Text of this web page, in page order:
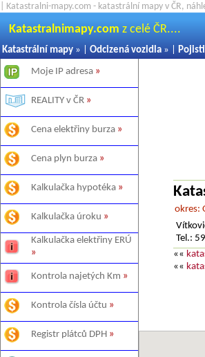
| Katastralni-mapy.com - katastrální mapy v ČR,
Katastralnimapy.com z celé ČR....
Katastrální mapy » | Odcizená vozidla » |
Moje IP adresa »
REALITY v ČR »
Cena elektřiny burza »
Cena plyn burza »
Kalkulačka hypotéka »
Kalkulačka úroku »
Kalkulačka elektřiny ERÚ
»
Kontrola najetých Km »
Kontrola čísla účtu »
Registr plátců DPH »
okres:
Tel.:
««
««